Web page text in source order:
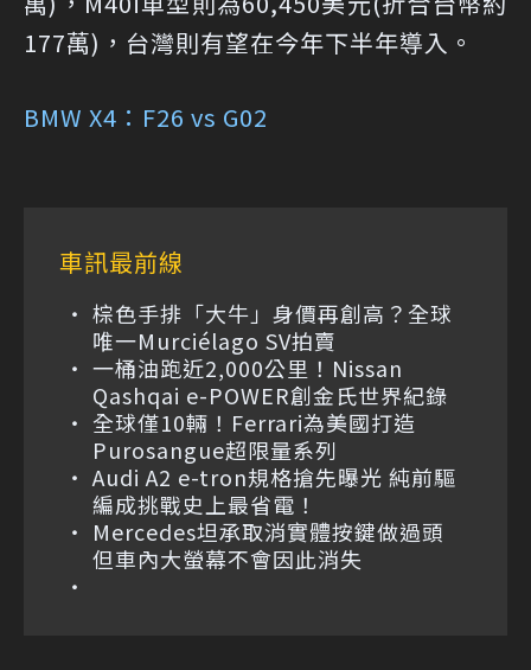
177萬)，台灣則有望在今年下半年導入。
BMW X4：F26 vs G02
車訊最前線
棕色手排「大牛」身價再創高？全球
唯一Murciélago SV拍賣
一桶油跑近2,000公里！Nissan
Qashqai e-POWER創金氏世界紀錄
全球僅10輛！Ferrari為美國打造
Purosangue超限量系列
Audi A2 e-tron規格搶先曝光 純前驅
編成挑戰史上最省電！
Mercedes坦承取消實體按鍵做過頭
但車內大螢幕不會因此消失